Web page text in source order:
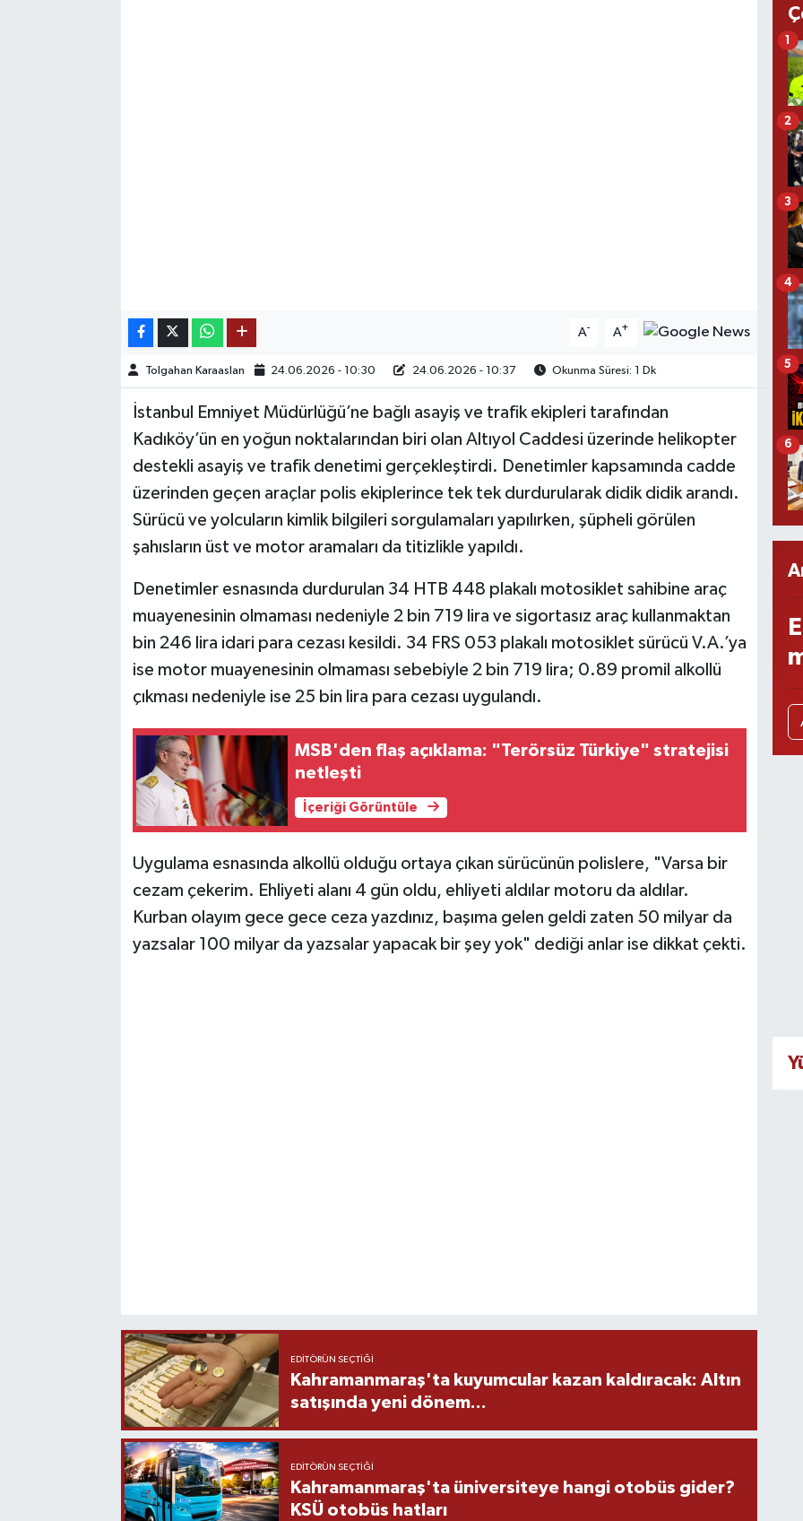
A- A+
Tolgahan Karaaslan 24.06.2026 - 10:30 24.06.2026 - 10:37 Okunma Süresi: 1 Dk
İstanbul Emniyet Müdürlüğü’ne bağlı asayiş ve trafik ekipleri tarafından
Kadıköy’ün en yoğun noktalarından biri olan Altıyol Caddesi üzerinde helikopter
destekli asayiş ve trafik denetimi gerçekleştirdi. Denetimler kapsamında cadde
üzerinden geçen araçlar polis ekiplerince tek tek durdurularak didik didik arandı.
Sürücü ve yolcuların kimlik bilgileri sorgulamaları yapılırken, şüpheli görülen
şahısların üst ve motor aramaları da titizlikle yapıldı.
Denetimler esnasında durdurulan 34 HTB 448 plakalı motosiklet sahibine araç
muayenesinin olmaması nedeniyle 2 bin 719 lira ve sigortasız araç kullanmaktan
bin 246 lira idari para cezası kesildi. 34 FRS 053 plakalı motosiklet sürücü V.A.’ya
ise motor muayenesinin olmaması sebebiyle 2 bin 719 lira; 0.89 promil alkollü
çıkması nedeniyle ise 25 bin lira para cezası uygulandı.
MSB'den flaş açıklama: "Terörsüz Türkiye" stratejisi
netleşti
İçeriği Görüntüle
Uygulama esnasında alkollü olduğu ortaya çıkan sürücünün polislere, "Varsa bir
cezam çekerim. Ehliyeti alanı 4 gün oldu, ehliyeti aldılar motoru da aldılar.
Kurban olayım gece gece ceza yazdınız, başıma gelen geldi zaten 50 milyar da
yazsalar 100 milyar da yazsalar yapacak bir şey yok" dediği anlar ise dikkat çekti.
EDITÖRÜN SEÇTIĞI
Kahramanmaraş'ta kuyumcular kazan kaldıracak: Altın
satışında yeni dönem...
EDITÖRÜN SEÇTIĞI
Kahramanmaraş'ta üniversiteye hangi otobüs gider?
KSÜ otobüs hatları
1
2
3
4
5
6